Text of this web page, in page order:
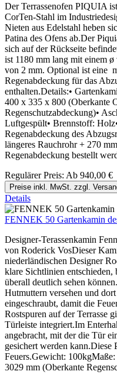
Der Terrassenofen PIQUIA
CorTen-Stahl im
Nieten aus Edelstahl heben
Patina des Ofens ab.Der
sich auf der Rückseite
ist 1180 mm lang mit einem
von 2 mm. Optional ist eine
Regenabdeckung für das
enthalten.Details:•
400 x 335 x 800 (Oberkante
Regenschutzabdeckung)•
Luftgespült• Brennstoff:
Regenabdeckung des
längeres Rauchrohr + 270
Regenabdeckung bestellt
Regulärer Preis: Ab 940,00 €
Preise inkl. MwSt. zzgl.
Details
FENNEK 50 Gartenkamin
Designer-Terassenkamin
von Roderick VosDieser
niederländischen Designer
klare Sichtlinien entschieden,
überall deutlich sehen
Hutmuttern versehen und
eingeschraubt, damit die
Rostspuren auf der Terrasse
Türleiste integriert.Im
angebracht, mit der die Tür
gesichert werden kann.Diese
Feuers.Gewicht:
3029 mm (Oberkante